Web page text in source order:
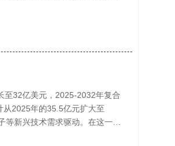
续浸泡180天，通过ICP-MS监
离子（如铝、钡）的析出量必
羟基磷灰石涂层可使氧化铝陶
感相，这对提高材料的长期稳
仍采用传统湿法球磨工艺，对
时，会导致烧结过程中气孔率
不足，容易产生团聚现象，这
构。 在成型工艺方面，干压成
里。
至32亿美元，2025-2032年复合
从2025年的35.5亿元扩大至
新兴技术需求驱动。在这一背